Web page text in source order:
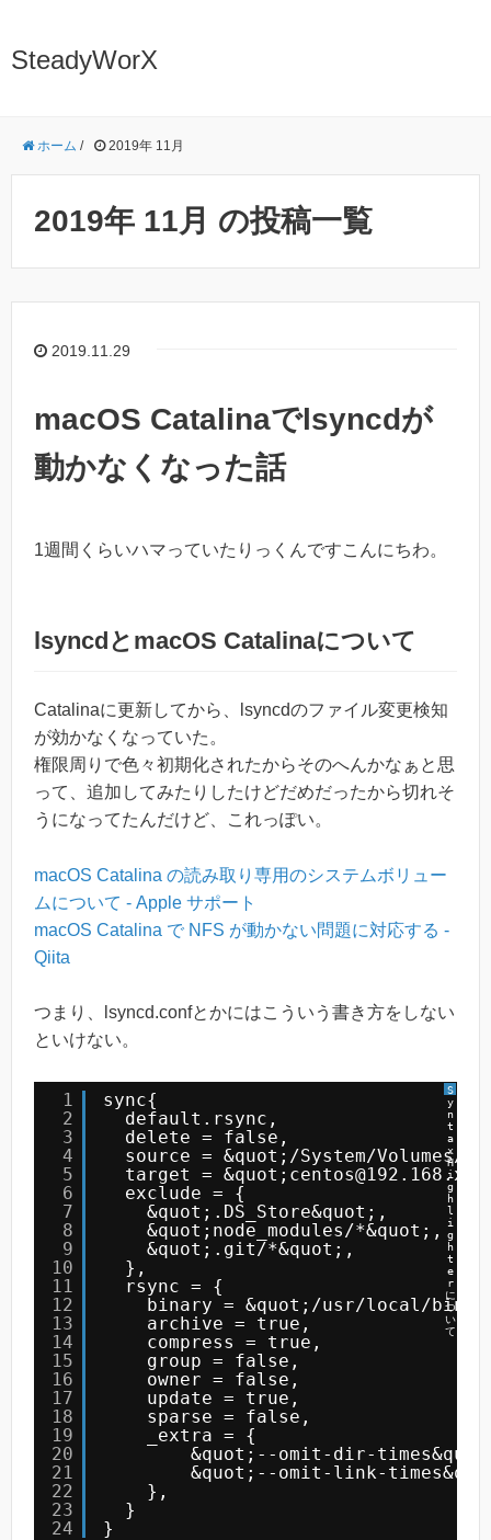
SteadyWorX
ホーム / 2019年 11月
2019年 11月 の投稿一覧
2019.11.29
macOS Catalinaでlsyncdが
動かなくなった話
1週間くらいハマっていたりっくんですこんにちわ。
lsyncdとmacOS Catalinaについて
Catalinaに更新してから、lsyncdのファイル変更検知
が効かなくなっていた。
権限周りで色々初期化されたからそのへんかなぁと思
って、追加してみたりしたけどだめだったから切れそ
うになってたんだけど、これっぽい。
macOS Catalina の読み取り専用のシステムボリュー
ムについて - Apple サポート
macOS Catalina で NFS が動かない問題に対応する -
Qiita
つまり、lsyncd.confとかにはこういう書き方をしない
といけない。
S
y
n
t
a
x
H
i
g
h
l
i
g
h
t
e
r
に
つ
い
て
1
2
3
4
5
6
7
8
9
10
11
12
13
14
15
16
17
18
19
20
21
22
23
24
sync{
default.rsync,
delete = false,
source = &quot;/System/Volumes/
target =
exclude = {
&quot;.DS_Store&quot;,
&quot;node_modules/*&quot;,
&quot;.git/*&quot;,
},
rsync = {
binary = &quot;/usr/local/bin/
archive = true,
compress = true,
group = false,
owner = false,
update = true,
sparse = false,
_extra = {
&quot;--omit-dir-
&quot;--omit-link-
},
}
}